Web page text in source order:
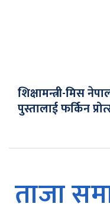
शिक्षामन्त्री-मिस
पुस्तालाई फर्किन
ताजा